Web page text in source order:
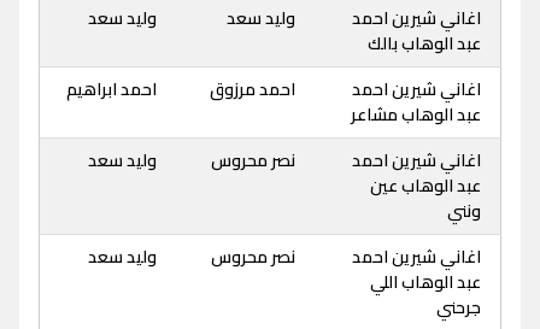
اغاني شيرين احمد
عبد الوهاب بالك
وليد سعد وليد سعد
اغاني شيرين احمد
عبد الوهاب مشاعر
احمد مرزوق احمد ابراهيم
اغاني شيرين احمد
عبد الوهاب عين
ونني
نصر محروس وليد سعد
اغاني شيرين احمد
عبد الوهاب اللي
جرحني
نصر محروس وليد سعد